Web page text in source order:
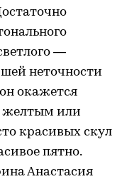
—
неточности
окажется
или
красивых скул
пятно.
Анастасия